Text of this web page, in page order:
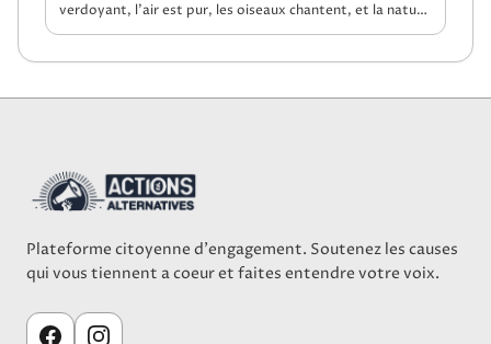
verdoyant, l'air est pur, les oiseaux chantent, et la nature
semble en parfait équilibre.Pourtant, ce paysage idyllique
Plateforme citoyenne d'engagement. Soutenez les causes
qui vous tiennent a coeur et faites entendre votre voix.